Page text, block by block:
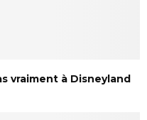
vraiment à Disneyland